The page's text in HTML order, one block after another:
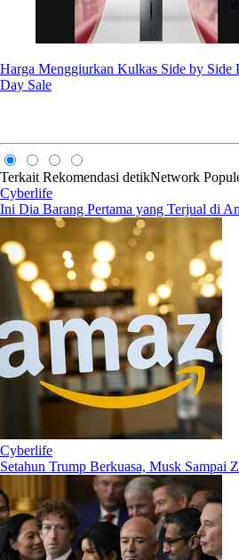
Harga Menggiurkan Kulkas Side by Side
Day Sale
Terkait Rekomendasi detikNetwork
Cyberlife
Ini Dia Barang Pertama yang Terjual di
Cyberlife
Setahun Trump Berkuasa, Musk Sampai